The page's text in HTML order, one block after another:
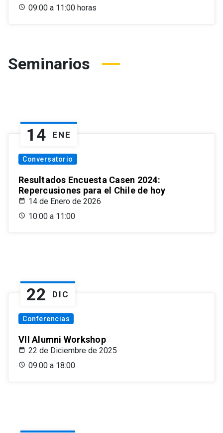
09:00 a 11:00 horas
Seminarios
14 ENE
Conversatorio
Resultados Encuesta Casen 2024:
Repercusiones para el Chile de hoy
14 de Enero de 2026
10:00 a 11:00
22 DIC
Conferencias
VII Alumni Workshop
22 de Diciembre de 2025
09:00 a 18:00